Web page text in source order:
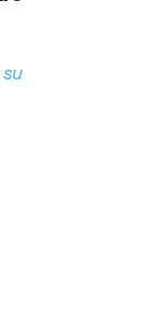
su